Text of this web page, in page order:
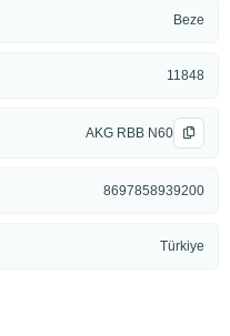
Beze
11848
AKG RBB N60
8697858939200
Türkiye